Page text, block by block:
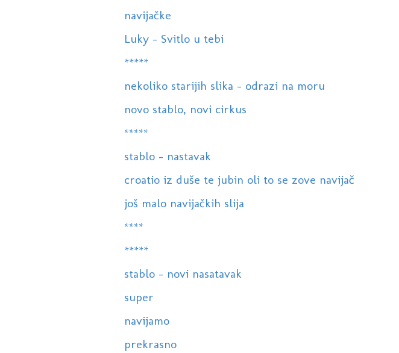
navijačke
Luky - Svitlo u tebi
*****
nekoliko starijih slika - odrazi na moru
novo stablo, novi cirkus
*****
stablo - nastavak
croatio iz duše te jubin oli to se zove navijač
još malo navijačkih slija
****
*****
stablo - novi nasatavak
super
navijamo
prekrasno